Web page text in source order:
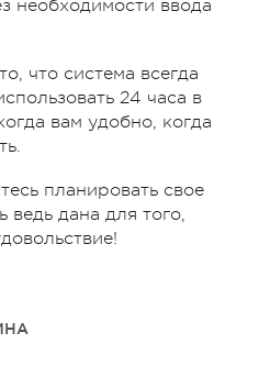
необходимости ввода
что система всегда
24 часа в
вам удобно, когда
планировать свое
дана для того,